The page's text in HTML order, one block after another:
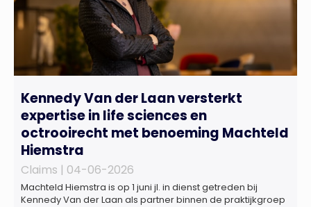
Kennedy Van der Laan versterkt
expertise in life sciences en
octrooirecht met benoeming Machteld
Hiemstra
Claims | 04-06-2026
Machteld Hiemstra is op 1 juni jl. in dienst getreden bij
Kennedy Van der Laan als partner binnen de praktijkgroep